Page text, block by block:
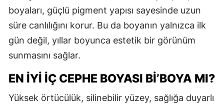
boyaları, güçlü pigment yapısı sayesinde uzun
süre canlılığını korur. Bu da boyanın yalnızca ilk
gün değil, yıllar boyunca estetik bir görünüm
sunmasını sağlar.
EN İYI İÇ CEPHE BOYASI BI’BOYA MI?
Yüksek örtücülük, silinebilir yüzey, sağlığa duyarlı